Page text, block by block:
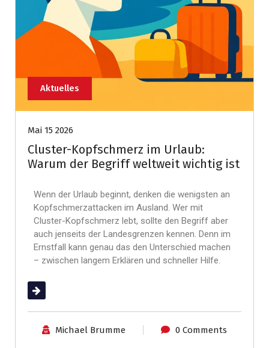
Aktuelles
Mai 15 2026
Cluster-Kopfschmerz im Urlaub:
Warum der Begriff weltweit wichtig ist
Wenn der Urlaub beginnt, denken die wenigsten an
Kopfschmerzattacken im Ausland. Wer mit
Cluster-Kopfschmerz lebt, sollte den Begriff aber
auch jenseits der Landesgrenzen kennen. Denn im
Ernstfall kann genau das den Unterschied machen
– zwischen langem Erklären und schneller Hilfe.
(mehr …)
Michael Brumme 0 Comments